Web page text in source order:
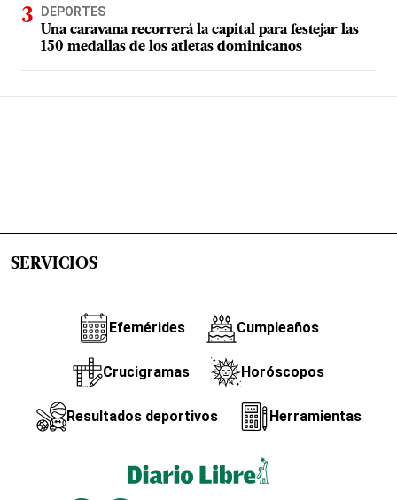
DEPORTES
Una caravana recorrerá la capital para festejar las
150 medallas de los atletas dominicanos
SERVICIOS
Efemérides Cumpleaños
Crucigramas Horóscopos
Resultados deportivos Herramientas